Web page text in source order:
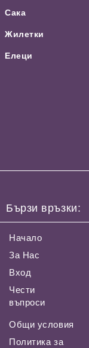
Сака
Жилетки
Елеци
Бързи връзки:
Начало
За Нас
Вход
Чести
въпроси
Общи условия
Политика за